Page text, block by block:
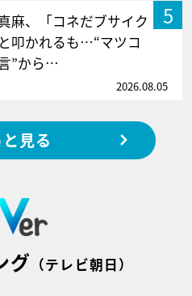
5
麻、「コネだブサイク
叩かれるも…“マツコ
”から…
2026.08.05
見る
グ （テレビ朝日）